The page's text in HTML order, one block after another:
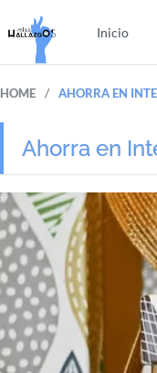
Inicio
HOME / AHORRA EN
Ahorra en